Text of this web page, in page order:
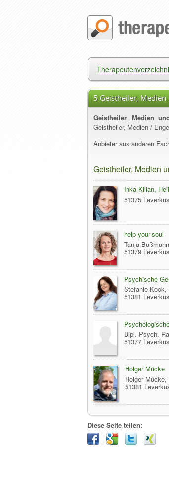
5 Geistheiler, Medien
Geistheiler, Medien
Geistheiler, Medien /
Anbieter aus anderen
Geistheiler, Medien
Inka Kilian,
51375
help-your-soul
Tanja
51379
Psychische
Stefanie Kook,
51381
Dipl.-Psych.
51377
Holger Mücke
Holger
51381
Diese Seite teilen: